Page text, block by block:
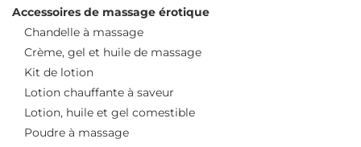
Accessoires de massage érotique
Chandelle à massage
Crème, gel et huile de massage
Kit de lotion
Lotion chauffante à saveur
Lotion, huile et gel comestible
Poudre à massage